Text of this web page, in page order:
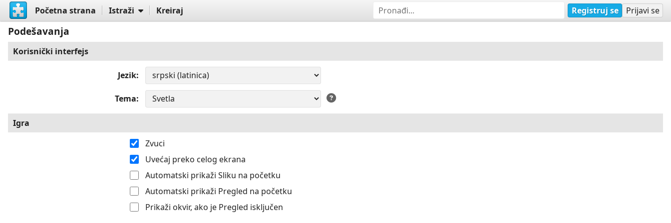
Početna strana Istraži Kreiraj Registruj se Prijavi se
Podešavanja
Korisnički interfejs
Jezik
Tema
Igra
Zvuci
Uvećaj preko celog ekrana
Automatski prikaži Sliku na početku
Automatski prikaži Pregled na početku
Prikaži okvir, ako je Pregled isključen